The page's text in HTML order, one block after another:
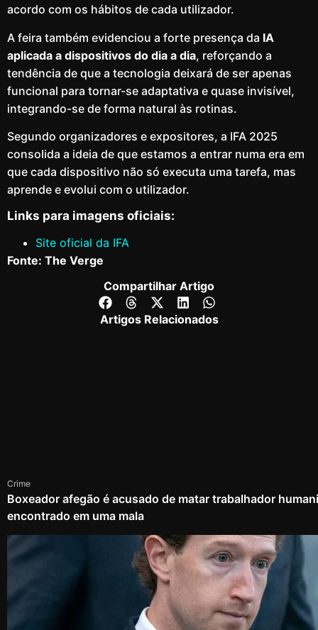
acordo com os hábitos de cada utilizador.
A feira também evidenciou a forte presença da IA
aplicada a dispositivos do dia a dia, reforçando a
tendência de que a tecnologia deixará de ser apenas
funcional para tornar-se adaptativa e quase invisível,
integrando-se de forma natural às rotinas.
Segundo organizadores e expositores, a IFA 2025
consolida a ideia de que estamos a entrar numa era em
que cada dispositivo não só executa uma tarefa, mas
aprende e evolui com o utilizador.
Links para imagens oficiais:
Site oficial da IFA
Fonte: The Verge
Compartilhar Artigo
Artigos Relacionados
Crime
Boxeador afegão é acusado de matar trabalhador
encontrado em uma mala